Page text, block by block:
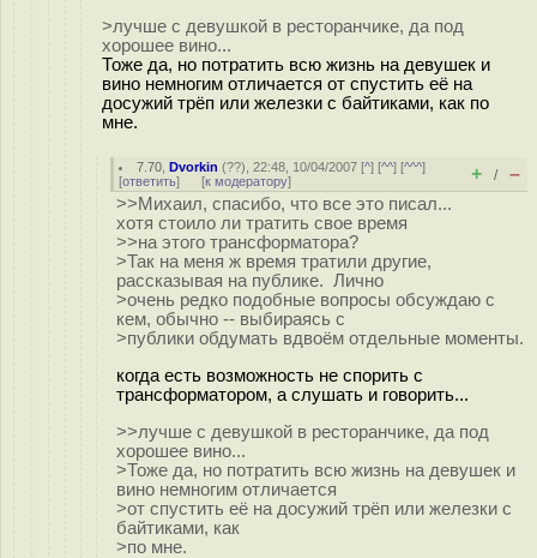
>лучше с девушкой в ресторанчике, да под
хорошее вино...
Тоже да, но потратить всю жизнь на девушек и
вино немногим отличается от спустить её на
досужий трёп или железки с байтиками, как по
мне.
7.70 ,Dvorkin (??), 22:48, 10/04/2007 [^] [^^] [^^^]
[ответить] [к модератору] + / –
>>Михаил, спасибо, что все это писал...
хотя стоило ли тратить свое время
>>на этого трансформатора?
>Так на меня ж время тратили другие,
рассказывая на публике. Лично
>очень редко подобные вопросы обсуждаю с
кем, обычно -- выбираясь с
>публики обдумать вдвоём отдельные моменты.
когда есть возможность не спорить с
трансформатором, а слушать и говорить...
>>лучше с девушкой в ресторанчике, да под
хорошее вино...
>Тоже да, но потратить всю жизнь на девушек и
вино немногим отличается
>от спустить её на досужий трёп или железки с
байтиками, как
>по мне.